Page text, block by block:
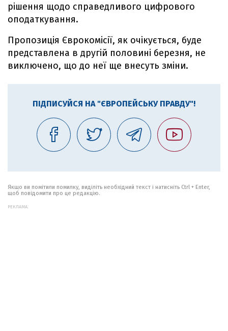
рішення щодо справедливого цифрового
оподаткування.
Пропозиція Єврокомісії, як очікується, буде
представлена в другій половині березня, не
виключено, що до неї ще внесуть зміни.
ПІДПИСУЙСЯ НА "ЄВРОПЕЙСЬКУ ПРАВДУ"!
Якщо ви помітили помилку, виділіть необхідний текст і натисніть Ctrl + Enter,
щоб повідомити про це редакцію.
РЕКЛАМА: